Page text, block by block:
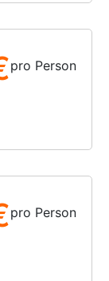
pro Person
pro Person